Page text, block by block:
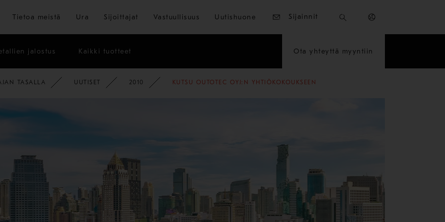
Siirry pääsisältöön
Tietoa meistä Ura Sijoittajat Vastuullisuus Uutishuone Sijainnit
jalostus Kaikki tuotteet Ota yhteyttä myyntiin
TASALLA UUTISET 2010 KUTSU OUTOTEC OYJ:N YHTIÖKOKOUKSEEN